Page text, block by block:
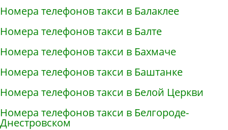
Номера телефонов такси в Балаклее
Номера телефонов такси в Балте
Номера телефонов такси в Бахмаче
Номера телефонов такси в Баштанке
Номера телефонов такси в Белой Церкви
Номера телефонов такси в Белгороде-
Днестровском